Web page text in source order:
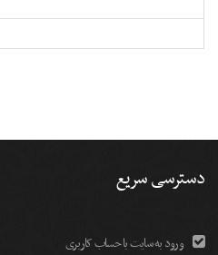
-
-
-
-
-
-
دسترسی سریع
ورود به سایت با حساب کاربری